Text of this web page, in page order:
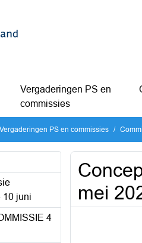
Vergaderingen PS en
commissies
Vergaderingen PS en commissies
10 juni
4
mei